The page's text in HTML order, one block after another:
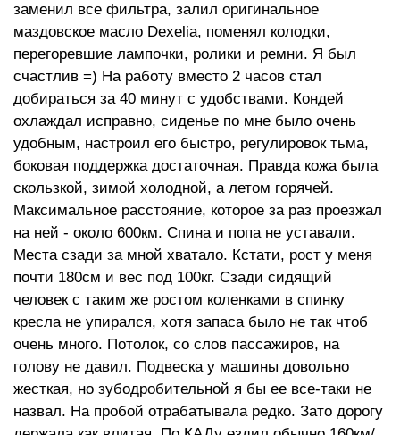
заменил все фильтра, залил оригинальное
маздовское масло Dexelia, поменял колодки,
перегоревшие лампочки, ролики и ремни. Я был
счастлив =) На работу вместо 2 часов стал
добираться за 40 минут с удобствами. Кондей
охлаждал исправно, сиденье по мне было очень
удобным, настроил его быстро, регулировок тьма,
боковая поддержка достаточная. Правда кожа была
скользкой, зимой холодной, а летом горячей.
Максимальное расстояние, которое за раз проезжал
на ней - около 600км. Спина и попа не уставали.
Места сзади за мной хватало. Кстати, рост у меня
почти 180см и вес под 100кг. Сзади сидящий
человек с таким же ростом коленками в спинку
кресла не упирался, хотя запаса было не так чтоб
очень много. Потолок, со слов пассажиров, на
голову не давил. Подвеска у машины довольно
жесткая, но зубодробительной я бы ее все-таки не
назвал. На пробой отрабатывала редко. Зато дорогу